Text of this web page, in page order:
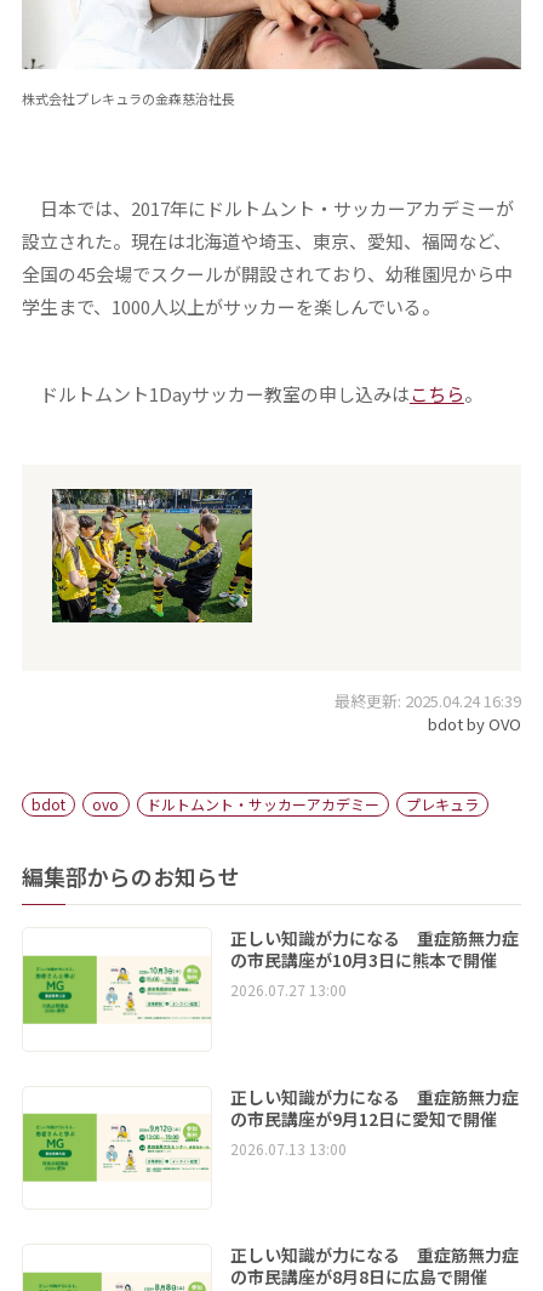
株式会社プレキュラの金森慈治社長
日本では、2017年にドルトムント・サッカーアカデミーが
設立された。現在は北海道や埼玉、東京、愛知、福岡など、
全国の45会場でスクールが開設されており、幼稚園児から中
学生まで、1000人以上がサッカーを楽しんでいる。
ドルトムント1Dayサッカー教室の申し込みはこちら。
最終更新: 2025.04.24 16:39
bdot by OVO
bdot ovo ドルトムント・サッカーアカデミー プレキュラ
編集部からのお知らせ
正しい知識が力になる 重症筋無力症
の市民講座が10月3日に熊本で開催
2026.07.27 13:00
正しい知識が力になる 重症筋無力症
の市民講座が9月12日に愛知で開催
2026.07.13 13:00
正しい知識が力になる 重症筋無力症
の市民講座が8月8日に広島で開催